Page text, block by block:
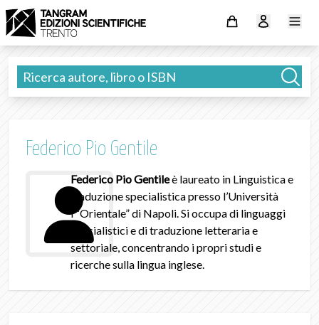
Federico Pio Gentile
Federico Pio Gentileè laureato in Linguistica e
traduzione specialistica presso l’Università
l’“Orientale” di Napoli. Si occupa di linguaggi
specialistici e di traduzione letteraria e
settoriale, concentrando i propri studi e
ricerche sulla lingua inglese.